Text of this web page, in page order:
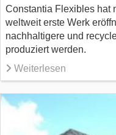
Constantia Flexibles hat
weltweit erste Werk
nachhaltigere und
produziert werden.
Weiterlesen